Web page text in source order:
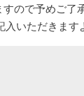
ので予めご了
いただきます